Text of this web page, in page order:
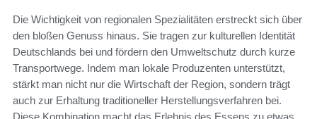
Die Wichtigkeit von regionalen Spezialitäten erstreckt sich über
den bloßen Genuss hinaus. Sie tragen zur kulturellen Identität
Deutschlands bei und fördern den Umweltschutz durch kurze
Transportwege. Indem man lokale Produzenten unterstützt,
stärkt man nicht nur die Wirtschaft der Region, sondern trägt
auch zur Erhaltung traditioneller Herstellungsverfahren bei.